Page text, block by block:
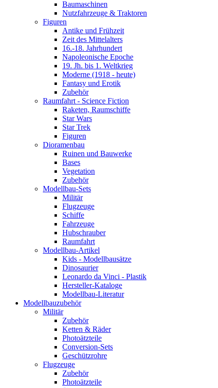
Baumaschinen
Nutzfahrzeuge & Traktoren
Figuren
Antike und Frühzeit
Zeit des Mittelalters
16.-18. Jahrhundert
Napoleonische Epoche
19. Jh. bis 1. Weltkrieg
Moderne (1918 - heute)
Fantasy und Erotik
Zubehör
Raumfahrt - Science Fiction
Raketen, Raumschiffe
Star Wars
Star Trek
Figuren
Dioramenbau
Ruinen und Bauwerke
Bases
Vegetation
Zubehör
Modellbau-Sets
Militär
Flugzeuge
Schiffe
Fahrzeuge
Hubschrauber
Raumfahrt
Modellbau-Artikel
Kids - Modellbausätze
Dinosaurier
Leonardo da Vinci - Plastik
Hersteller-Kataloge
Modellbau-Literatur
Modellbauzubehör
Militär
Zubehör
Ketten & Räder
Photoätzteile
Conversion-Sets
Geschützrohre
Flugzeuge
Zubehör
Photoätzteile